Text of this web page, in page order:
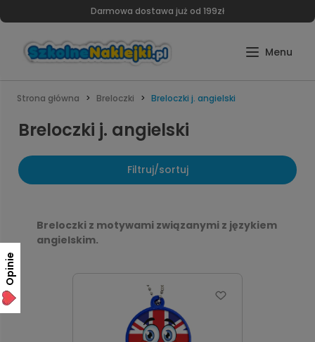
Darmowa dostawa już od 199zł
Strona główna Breloczki Breloczki j. angielski
Breloczki j. angielski
Filtruj/sortuj
Breloczki z motywami związanymi z językiem
angielskim.
Opinie